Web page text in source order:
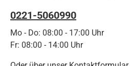
0221-5060990
Mo - Do: 08:00 - 17:00 Uhr
Fr: 08:00 - 14:00 Uhr